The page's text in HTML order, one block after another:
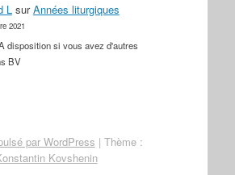
L surAnnées liturgiques
2021
disposition si vous avez d'autres
BV
par WordPress | Thème :
Kovshenin